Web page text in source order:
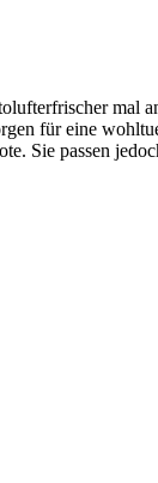
mal
für eine
Sie passen